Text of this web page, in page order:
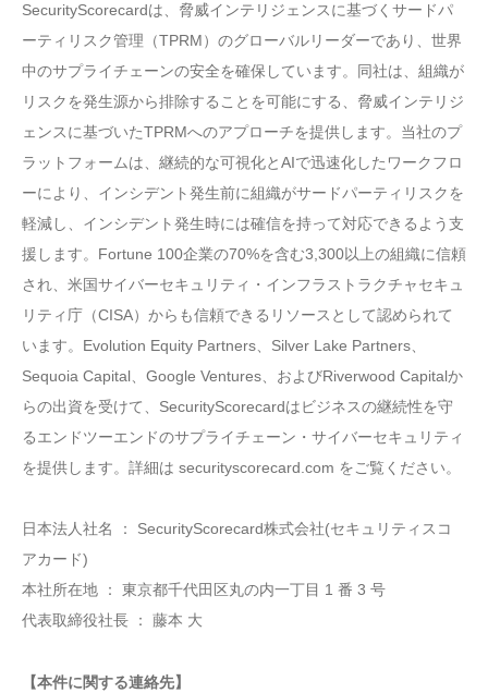
SecurityScorecardは、脅威インテリジェンスに基づくサードパ
ーティリスク管理（TPRM）のグローバルリーダーであり、世界
中のサプライチェーンの安全を確保しています。同社は、組織が
リスクを発生源から排除することを可能にする、脅威インテリジ
ェンスに基づいたTPRMへのアプローチを提供します。当社のプ
ラットフォームは、継続的な可視化とAIで迅速化したワークフロ
ーにより、インシデント発生前に組織がサードパーティリスクを
軽減し、インシデント発生時には確信を持って対応できるよう支
援します。Fortune 100企業の70%を含む3,300以上の組織に信頼
され、米国サイバーセキュリティ・インフラストラクチャセキュ
リティ庁（CISA）からも信頼できるリソースとして認められて
います。Evolution Equity Partners、Silver Lake Partners、
Sequoia Capital、Google Ventures、およびRiverwood Capitalか
らの出資を受けて、SecurityScorecardはビジネスの継続性を守
るエンドツーエンドのサプライチェーン・サイバーセキュリティ
を提供します。詳細は securityscorecard.com をご覧ください。
日本法人社名 ： SecurityScorecard株式会社(セキュリティスコ
アカード)
本社所在地 ： 東京都千代田区丸の内一丁目 1 番 3 号
代表取締役社長 ： 藤本 大
【本件に関する連絡先】